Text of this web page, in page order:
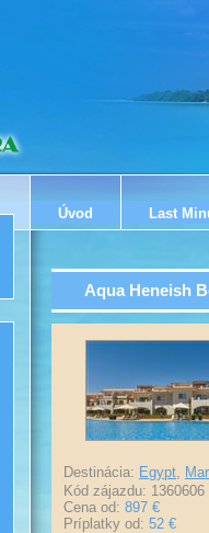
Úvod Last
Aqua Heneish
Destinácia: Egypt,
Kód zájazdu: 1360606
Cena od: 897 €
Príplatky od: 52 €